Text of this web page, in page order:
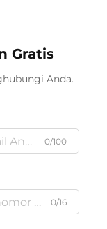
Gratis
Anda.
0/100
0/16